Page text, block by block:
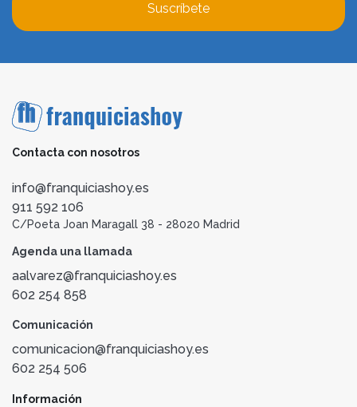
Suscríbete
Contacta con nosotros
info@franquiciashoy.es
911 592 106
C/Poeta Joan Maragall 38 - 28020 Madrid
Agenda una llamada
aalvarez@franquiciashoy.es
602 254 858
Comunicación
comunicacion@franquiciashoy.es
602 254 506
Información